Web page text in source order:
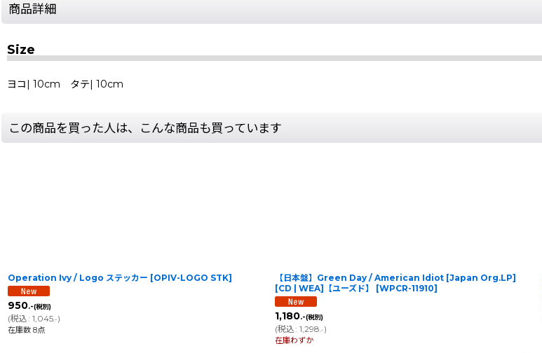
商品詳細
Size
ヨコ| 10cm タテ| 10cm
この商品を買った人は、こんな商品も買っています
Operation Ivy / Logo ステッカー [OPIV-LOGO STK]
950.-(税別)
(税込: 1,045.-)
在庫数 8点
【日本盤】Green Day / American Idiot [Japan Org.LP]
[CD | WEA]【ユーズド】
[WPCR-11910]
1,180.-(税別)
(税込: 1,298.-)
在庫わずか